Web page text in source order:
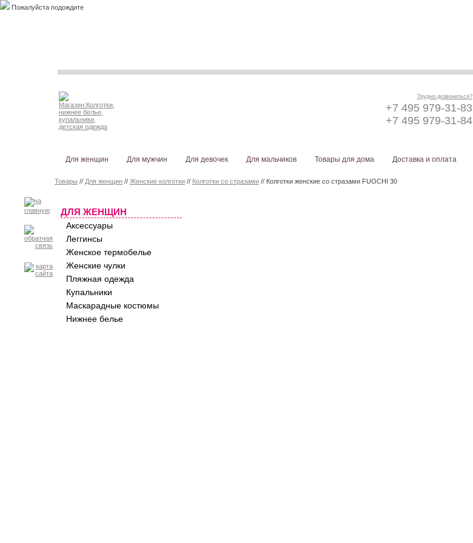
Пожалуйста подождите
Трудно дозвониться?
+7 495 979-31-83
+7 495 979-31-84
Для женщин Для мужчин Для девочек Для мальчиков Товары для дома Доставка и оплата
Товары // Для женщин // Женские колготки // Колготки со стразами // Колготки женские со стразами FUOCHI 30
ДЛЯ ЖЕНЩИН
Аксессуары
Леггинсы
Женское термобелье
Женские чулки
Пляжная одежда
Купальники
Маскарадные костюмы
Нижнее белье